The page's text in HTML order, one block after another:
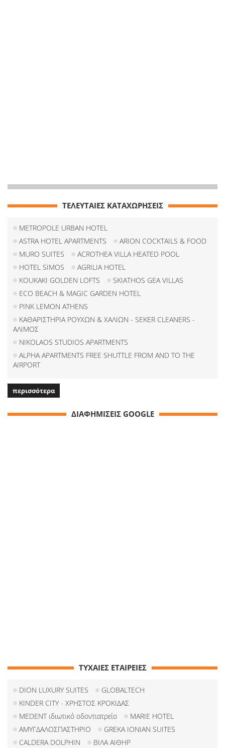
ΤΕΛΕΥΤΑΙΕΣ ΚΑΤΑΧΩΡΗΣΕΙΣ
METROPOLE URBAN HOTEL
ASTRA HOTEL APARTMENTS
ARION COCKTAILS & FOOD
MURO SUITES
ACROTHEA VILLA HEATED POOL
HOTEL SIMOS
AGRILIA HOTEL
KOUKAKI GOLDEN LOFTS
SKIATHOS GEA VILLAS
ECO BEACH & MAGIC GARDEN HOTEL
PINK LEMON ATHENS
ΚΑΘΑΡΙΣΤΗΡΙΑ ΡΟΥΧΩΝ & ΧΑΛΙΩΝ - SEKER CLEANERS -
ΑΛΙΜΟΣ
NIKOLAOS STUDIOS APARTMENTS
ALPHA APARTMENTS FREE SHUTTLE FROM AND TO THE
AIRPORT
περισσότερα
ΔΙΑΦΗΜΙΣΕΙΣ GOOGLE
ΤΥΧΑΙΕΣ ΕΤΑΙΡΕΙΕΣ
DION LUXURY SUITES
GLOBALTECH
KINDER CITY - ΧΡΗΣΤΟΣ ΚΡΟΚΙΔΑΣ
MEDENT ιδιωτικό οδοντιατρείο
MARIE HOTEL
ΑΜΥΓΔΑΛΟΣΠΑΣΤΗΡΙΟ
GREKA IONIAN SUITES
CALDERA DOLPHIN
ΒΙΛΑ ΑΙΘΗΡ